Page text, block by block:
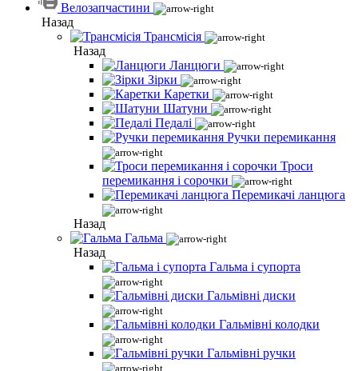
Велозапчастини
Назад
Трансмісія
Назад
Ланцюги
Зірки
Каретки
Шатуни
Педалі
Ручки перемикання
Троси
перемикання і сорочки
Перемикачі ланцюга
Назад
Гальма
Назад
Гальма і супорта
Гальмівні диски
Гальмівні колодки
Гальмівні ручки